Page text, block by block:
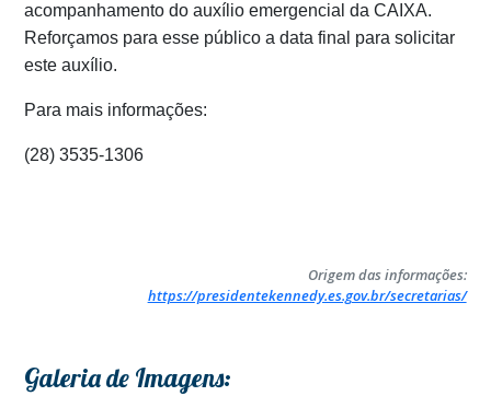
acompanhamento do auxílio emergencial da CAIXA.
Reforçamos para esse público a data final para solicitar
este auxílio.
Para mais informações:
(28) 3535-1306
Origem das informações:
https://presidentekennedy.es.gov.br/secretarias/
Galeria de Imagens: